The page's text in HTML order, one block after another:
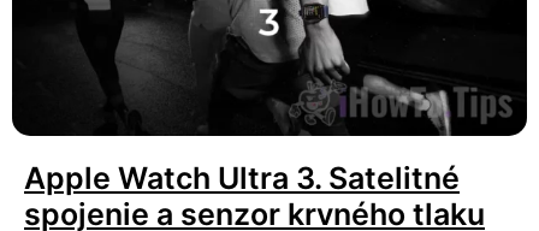
Apple Watch Ultra 3. Satelitné
spojenie a senzor krvného tlaku